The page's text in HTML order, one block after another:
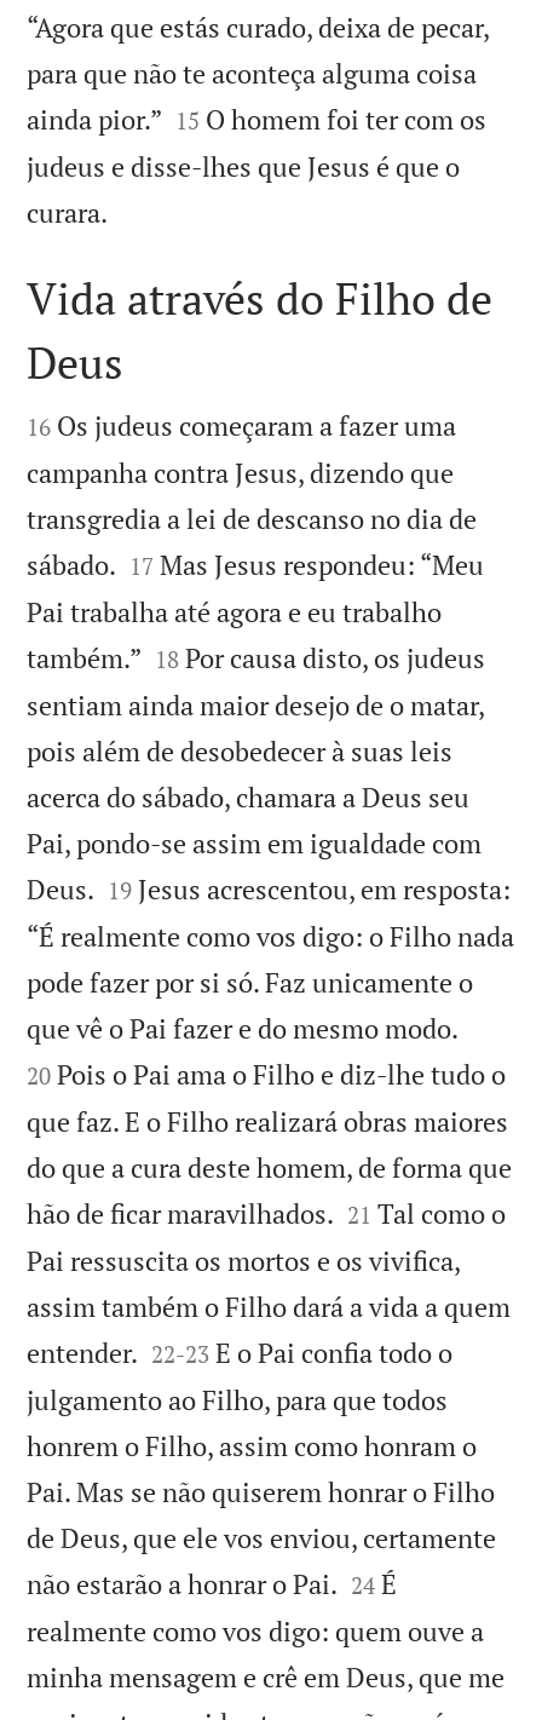
“Agora que estás curado, deixa de pecar,
para que não te aconteça alguma coisa
ainda pior.” 

15 O homem foi ter com os
judeus e disse-lhes que Jesus é que o
curara.

Vida através do Filho de
Deus

16 Os judeus começaram a fazer uma
campanha contra Jesus, dizendo que
transgredia a lei de descanso no dia de
sábado. 

17 Mas Jesus respondeu: “Meu
Pai trabalha até agora e eu trabalho
também.” 

18 Por causa disto, os judeus
sentiam ainda maior desejo de o matar,
pois além de desobedecer à suas leis
acerca do sábado, chamara a Deus seu
Pai, pondo-se assim em igualdade com
Deus. 

19 Jesus acrescentou, em resposta:
“É realmente como vos digo: o Filho nada
pode fazer por si só. Faz unicamente o
que vê o Pai fazer e do mesmo modo.
20 Pois o Pai ama o Filho e diz-lhe tudo o
que faz. E o Filho realizará obras maiores
do que a cura deste homem, de forma que
hão de ficar maravilhados. 

21 Tal como o
Pai ressuscita os mortos e os vivifica,
assim também o Filho dará a vida a quem
entender. 

22-23 E o Pai confia todo o
julgamento ao Filho, para que todos
honrem o Filho, assim como honram o
Pai. Mas se não quiserem honrar o Filho
de Deus, que ele vos enviou, certamente
não estarão a honrar o Pai. 

24 É
realmente como vos digo: quem ouve a
minha mensagem e crê em Deus, que me